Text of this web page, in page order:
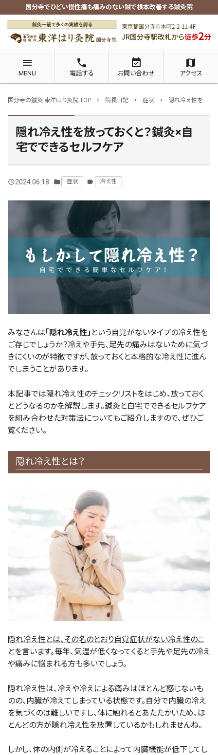
国分寺でひどい慢性痛も痛みのない鍼で根本改善する鍼灸院
menu
MENU
phone
電話する
event_available
お問い合わせ
map
アクセス
国分寺の鍼灸 東洋はり灸院 TOP chevron_right 院長日記 chevron_right 症状 chevron_right 隠れ冷え性を放っておくと？鍼灸×自宅でできるセルフケア
隠れ冷え性を放っておくと？鍼灸×自
宅でできるセルフケア
query_builder2024.06.18 folder 症状 label 冷え性
みなさんは「隠れ冷え性」 という自覚がないタイプの冷え性を
ご存じでしょうか？冷えや手先、足先の痛みはないために気づ
きにくいのが特徴ですが、放っておくと本格的な冷え性に進ん
でしまうことがあります。
本記事では隠れ冷え性のチェックリストをはじめ、放っておく
とどうなるのかを解説します。鍼灸と自宅でできるセルフケア
を組み合わせた対策法についてもご紹介しますので、ぜひご
覧ください。
隠れ冷え性とは？
隠れ冷え性とは、その名のとおり自覚症状がない冷え性のこ
とを言います。毎年、気温が低くなってくると手先や足先の冷え
や痛みに悩まれる方も多いでしょう。
隠れ冷え性は、冷えや冷えによる痛みはほとんど感じないも
のの、内臓が冷えてしまっている状態です。自分で内臓の冷え
を気づくのは難しいですし、体に触れるとあたたかいため、ほ
とんどの方が隠れ冷え性を放置しているかもしれませんね。
しかし、体の内側が冷えることによって内臓機能が低下してし